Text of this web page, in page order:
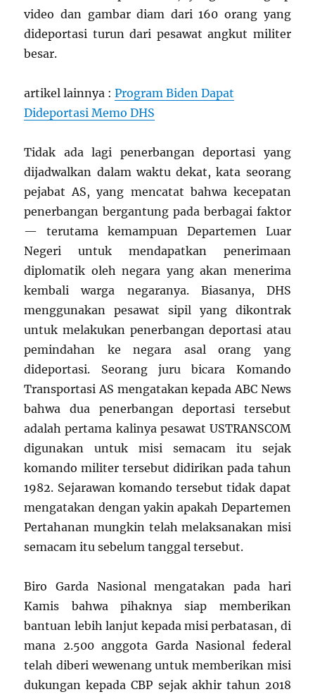
video dan gambar diam dari 160 orang yang
dideportasi turun dari pesawat angkut militer
besar.
artikel lainnya :Program Biden Dapat
Dideportasi Memo DHS
Tidak ada lagi penerbangan deportasi yang
dijadwalkan dalam waktu dekat, kata seorang
pejabat AS, yang mencatat bahwa kecepatan
penerbangan bergantung pada berbagai faktor
— terutama kemampuan Departemen Luar
Negeri untuk mendapatkan penerimaan
diplomatik oleh negara yang akan menerima
kembali warga negaranya. Biasanya, DHS
menggunakan pesawat sipil yang dikontrak
untuk melakukan penerbangan deportasi atau
pemindahan ke negara asal orang yang
dideportasi. Seorang juru bicara Komando
Transportasi AS mengatakan kepada ABC News
bahwa dua penerbangan deportasi tersebut
adalah pertama kalinya pesawat USTRANSCOM
digunakan untuk misi semacam itu sejak
komando militer tersebut didirikan pada tahun
1982. Sejarawan komando tersebut tidak dapat
mengatakan dengan yakin apakah Departemen
Pertahanan mungkin telah melaksanakan misi
semacam itu sebelum tanggal tersebut.
Biro Garda Nasional mengatakan pada hari
Kamis bahwa pihaknya siap memberikan
bantuan lebih lanjut kepada misi perbatasan, di
mana 2.500 anggota Garda Nasional federal
telah diberi wewenang untuk memberikan misi
dukungan kepada CBP sejak akhir tahun 2018